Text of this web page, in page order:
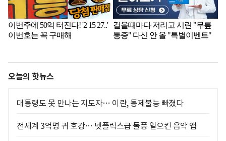
오늘의 핫뉴스
대통령도 못 만나는 지도자… 이란, 통제불능 빠졌다
전세계 3억명 귀 호강… 넷플릭스급 돌풍 일으킨 음악 앱